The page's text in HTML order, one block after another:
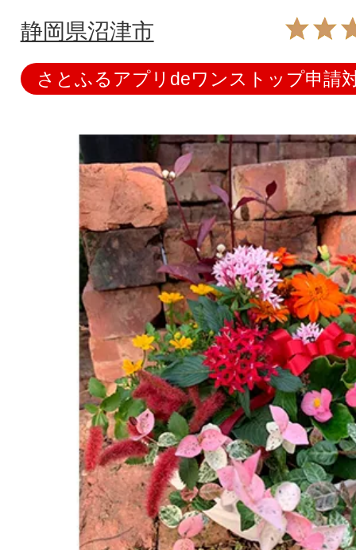
静岡県沼津市
さとふるアプリdeワンストップ申請